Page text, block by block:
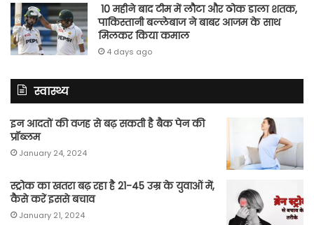
10 महीने बाद टीम में लौटा और ठोक डाला शतक,
पाकिस्तानी बल्लेबाज ने बाबर आजम के साथ
मिलकर किया कमाल
4 days ago
स्वास्थ्य
इन आदतों की वजह से बढ़ सकती है बैक पेन की
प्रॉब्लम
January 24, 2024
स्ट्रोक का खतरा बढ़ रहा है 21-45 उम्र के युवाओं में,
कैसे करें इससे बचाव
January 21, 2024